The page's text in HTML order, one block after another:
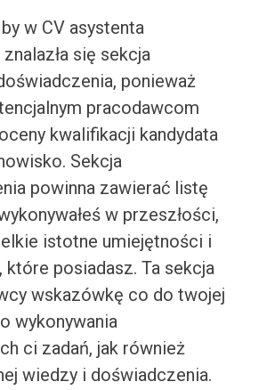
w CV asystenta
się sekcja
ponieważ
pracodawcom
kwalifikacji kandydata
Sekcja
powinna zawierać listę
w przeszłości,
istotne umiejętności i
które posiadasz. Ta sekcja
wskazówkę co do twojej
wykonywania
ci zadań, jak również
wiedzy i doświadczenia.